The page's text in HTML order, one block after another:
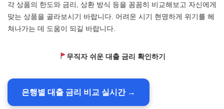
각 상품의 한도와 금리, 상환 방식 등을 꼼꼼히 비교해보고 자신에게
맞는 상품을 골라보시기 바랍니다. 어려운 시기 현명하게 위기를 헤
쳐나가는 데 도움이 되길 바랍니다.
무직자 쉬운 대출 금리 확인하기
은행별 대출 금리 비교 실시간 →